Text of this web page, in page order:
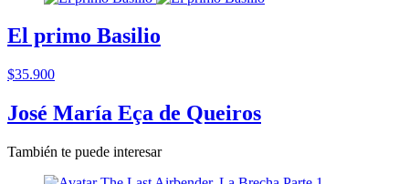
El primo Basilio
$35.900
José María Eça de Queiros
También te puede interesar